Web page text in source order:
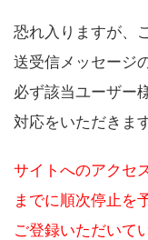
恐れ入りますが、
送受信メッセージ
必ず該当ユーザー
対応をいただきま
サイトへのアクセ
までに順次停止を
ご登録いただいて